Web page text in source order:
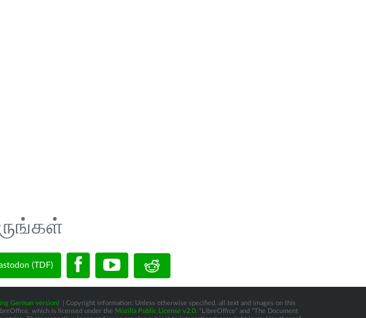
(TDF)
German version)
| Copyright information: Unless otherwise specified, all text and images on this
which is licensed under the Mozilla Public License v2.0. “LibreOffice” and “The Document